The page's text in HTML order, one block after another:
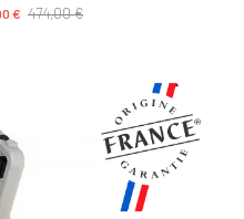
€ 474,00 €Prix